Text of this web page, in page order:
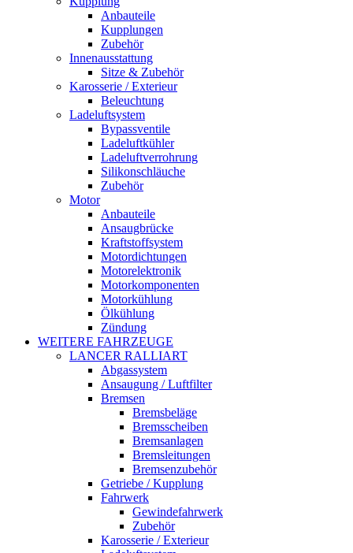
Anbauteile
Kupplungen
Zubehör
Innenausstattung
Sitze & Zubehör
Karosserie / Exterieur
Beleuchtung
Ladeluftsystem
Bypassventile
Ladeluftkühler
Ladeluftverrohrung
Silikonschläuche
Zubehör
Motor
Anbauteile
Ansaugbrücke
Kraftstoffsystem
Motordichtungen
Motorelektronik
Motorkomponenten
Motorkühlung
Ölkühlung
Zündung
WEITERE FAHRZEUGE
LANCER RALLIART
Abgassystem
Ansaugung / Luftfilter
Bremsen
Bremsbeläge
Bremsscheiben
Bremsanlagen
Bremsleitungen
Bremsenzubehör
Getriebe / Kupplung
Fahrwerk
Gewindefahrwerk
Zubehör
Karosserie / Exterieur